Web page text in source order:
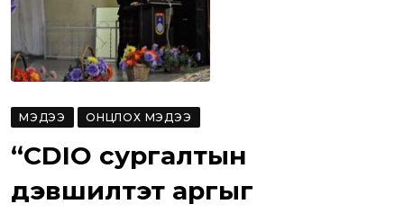
МЭДЭЭ ОНЦЛОХ МЭДЭЭ
“CDIO сургалтын
дэвшилтэт аргыг